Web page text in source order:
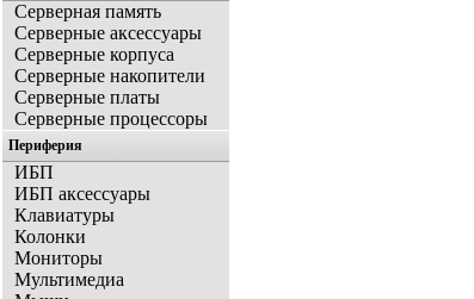
Серверная память
Серверные аксессуары
Серверные корпуса
Серверные накопители
Серверные платы
Серверные процессоры
Периферия
ИБП
ИБП аксессуары
Клавиатуры
Колонки
Мониторы
Мультимедиа